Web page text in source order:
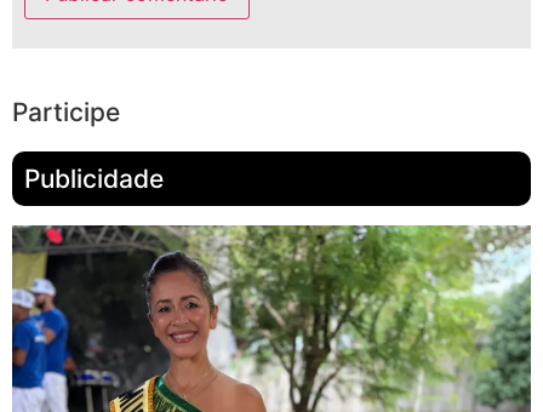
Participe
Publicidade